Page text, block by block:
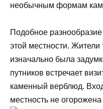
необычным формам
Подобное
этой местности. Жители
изначально была
путников встречает
каменный верблюд.
местность не